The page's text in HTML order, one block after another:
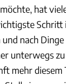
hat
Schritt
nach Dinge
unterwegs
mehr diesem